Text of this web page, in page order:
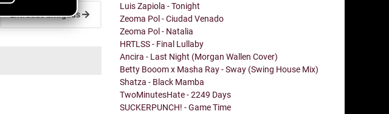
Entradas antiguas
Luis Zapiola - Tonight
Zeoma Pol - Ciudad Venado
Zeoma Pol - Natalia
HRTLSS - Final Lullaby
Ancira - Last Night (Morgan Wallen Cover)
Betty Booom x Masha Ray - Sway (Swing House Mix)
Shatza - Black Mamba
TwoMinutesHate - 2249 Days
SUCKERPUNCH! - Game Time